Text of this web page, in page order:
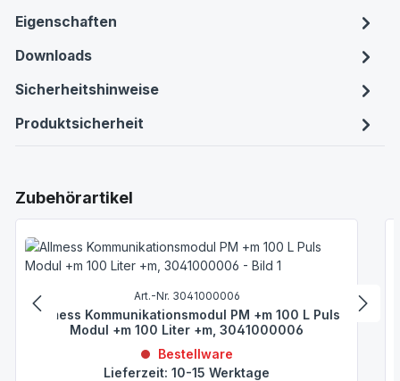
Eigenschaften
Downloads
Sicherheitshinweise
Produktsicherheit
Produktgalerie überspringen
Zubehörartikel
Art.-Nr. 3041000006
Allmess Kommunikationsmodul PM +m 100 L Puls
Modul +m 100 Liter +m, 3041000006
Bestellware
Lieferzeit: 10-15 Werktage